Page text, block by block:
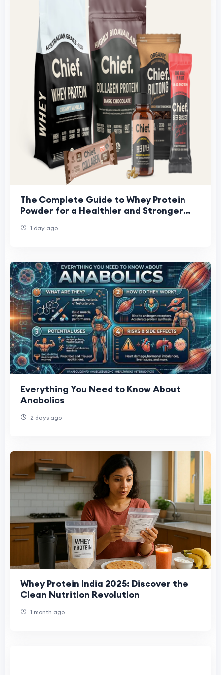
The Complete Guide to Whey Protein
Powder for a Healthier and Stronger
1 day ago
Everything You Need to Know About
Anabolics
2 days ago
Whey Protein India 2025: Discover the
Clean Nutrition Revolution
1 month ago